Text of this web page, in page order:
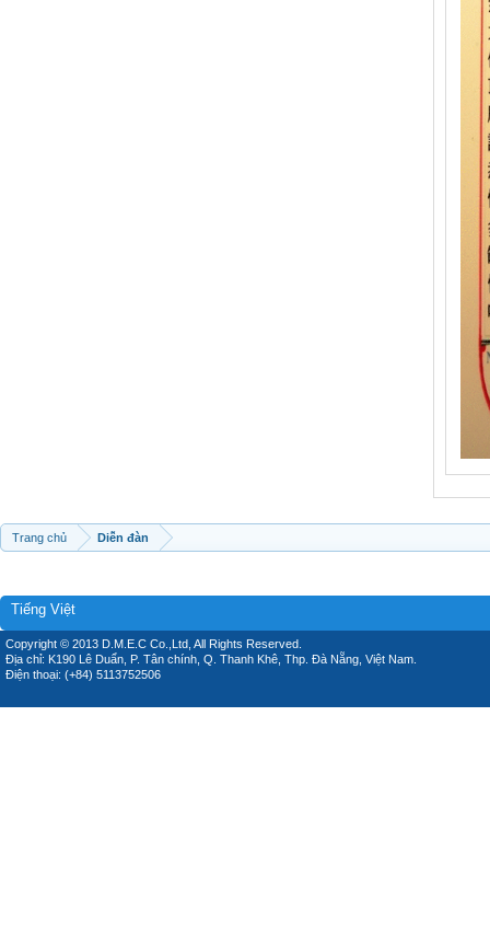
Trang chủ Diễn đàn
Tiếng Việt
Copyright © 2013 D.M.E.C Co.,Ltd, All Rights Reserved.
Địa chỉ: K190 Lê Duẩn, P. Tân chính, Q. Thanh Khê, Thp. Đà Nẵng, Việt Nam.
Điện thoại: (+84) 5113752506